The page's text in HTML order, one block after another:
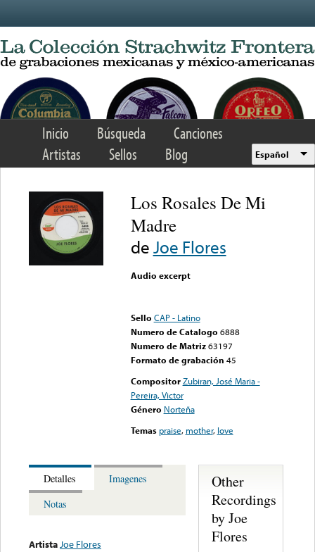
Inicio Búsqueda
Canciones
Artistas
Sellos Blog Español
Los Rosales De Mi
Madre
deJoe Flores
Audio excerpt
Sello CAP - Latino
Numero de Catalogo 6888
Numero de Matriz 63197
Formato de grabación 45
Compositor Zubiran, José Maria -
Pereira, Victor
Género Norteña
Temas praise, mother, love
Detalles
Imagenes
Notas
ArtistaJoe Flores
Other
Recordings
by Joe
Flores